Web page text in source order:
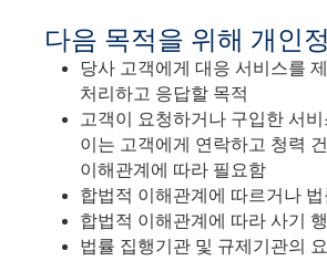
다음 목적을 위해 개인
당사 고객에게 대응 서비스를
처리하고 응답할 목적
고객이 요청하거나 구입한 서
이는 고객에게 연락하고 청력
이해관계에 따라 필요함
합법적 이해관계에 따르거나
합법적 이해관계에 따라 사기
법률 집행기관 및 규제기관의